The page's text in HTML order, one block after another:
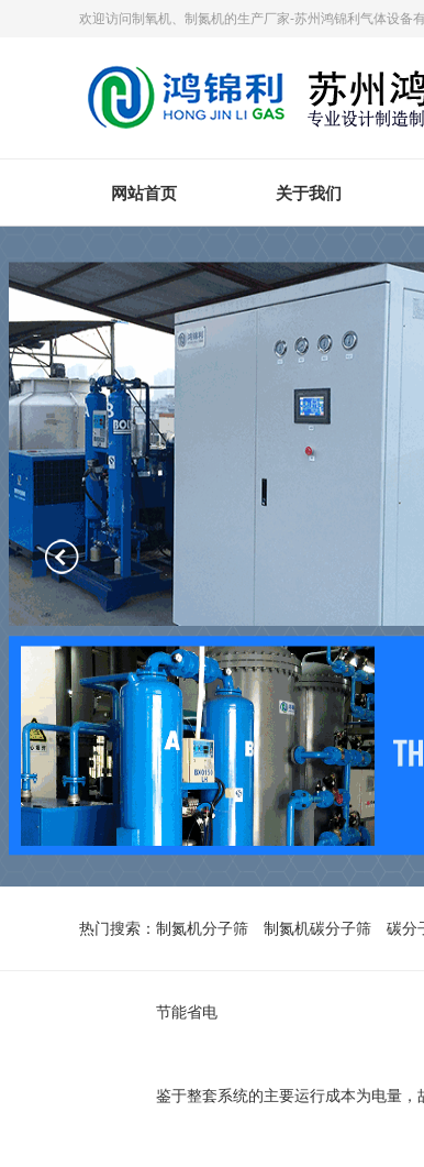
欢迎访问制氧机、制氮机的生产厂家-苏州鸿锦利气体设备
网站首页 关于我们
热门搜索： 制氮机分子筛 制氮机碳分子筛 碳分
节能省电
鉴于整套系统的主要运行成本为电量，